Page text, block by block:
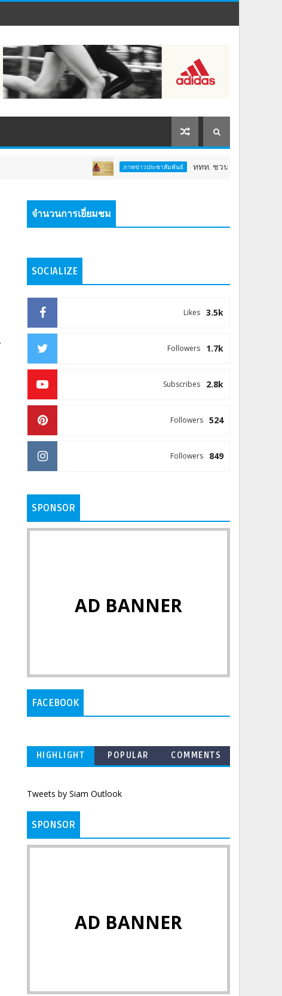
ภาพข่าวประชาสัมพันธ์ ททท. ชวนสัมผัสพลังแห่งศรัทธา ร่
จำนวนการเยี่ยมชม
SOCIALIZE
3.5k
Likes
1.7k
Followers
2.8k
Subscribes
524
Followers
849
Followers
SPONSOR
AD BANNER
FACEBOOK
HIGHLIGHT POPULAR COMMENTS
Tweets by Siam Outlook
SPONSOR
AD BANNER